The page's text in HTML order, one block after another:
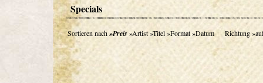
Specials
Sortieren nach»Preis»Artist»Titel»Format»Datum Richtung